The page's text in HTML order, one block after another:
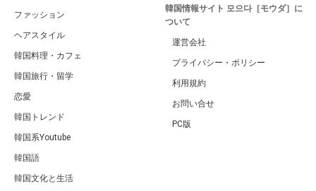
ファッション
ヘアスタイル
韓国料理・カフェ
韓国旅行・留学
恋愛
韓国トレンド
韓国系Youtube
韓国語
韓国文化と生活
韓国情報サイト 모으다［モウダ］に
ついて
運営会社
プライバシー・ポリシー
利用規約
お問い合せ
PC版